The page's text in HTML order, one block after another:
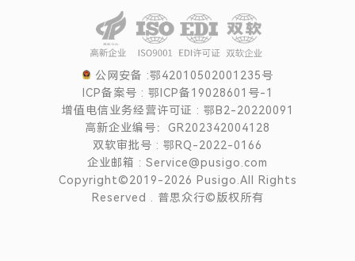
公网安备 :鄂42010502001235号
ICP备案号 : 鄂ICP备19028601号-1
增值电信业务经营许可证 : 鄂B2-20220091
高新企业编号：GR202342004128
双软审批号 : 鄂RQ-2022-0166
企业邮箱 : Service@pusigo.com
Copyright©2019-2026 Pusigo.All Rights
Reserved . 普思众行©版权所有